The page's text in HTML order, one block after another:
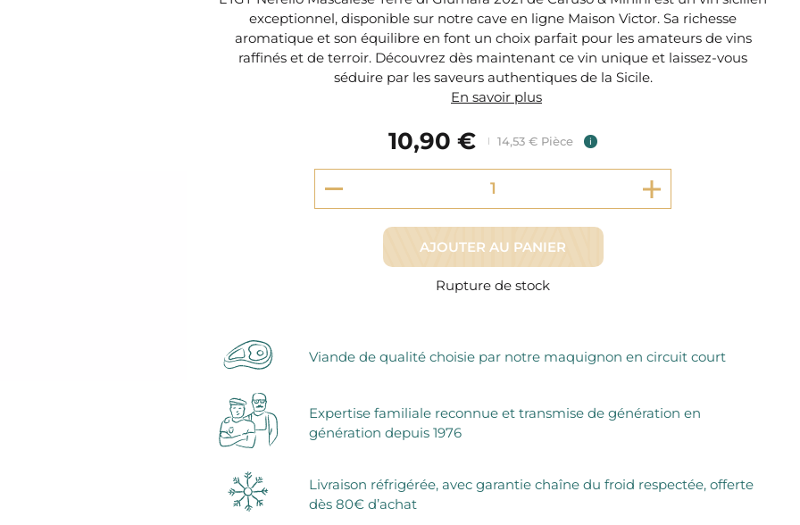
Sélection dans les fermes locales depuis 1976
Découvrir notre savoir-faire de maquignon
Fromager Affineurs depuis plus de 45 ans
Découvrez notre sélection de Fromages livrés en 24h
Découvrez + de 3000 références disponibles
Sélection par notre sommelier
exceptionnel, disponible sur notre cave en ligne Maison Victor. Sa richesse
aromatique et son équilibre en font un choix parfait pour les amateurs de vins
raffinés et de terroir. Découvrez dès maintenant ce vin unique et laissez-vous
séduire par les saveurs authentiques de la Sicile.
En savoir plus
10,90 € 14,53 € Pièce i
AJOUTER AU PANIER
Rupture de stock
Viande de qualité choisie par notre maquignon en circuit court
Expertise familiale reconnue et transmise de génération en
génération depuis 1976
Livraison réfrigérée, avec garantie chaîne du froid respectée, offerte
dès 80€ d’achat